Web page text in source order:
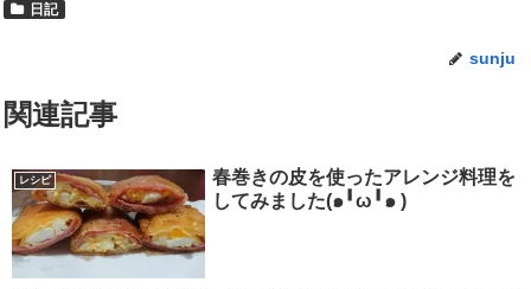
日記
sunju
関連記事
レシピ
春巻きの皮を使ったアレンジ料理を
してみました(๑╹ω╹๑ )